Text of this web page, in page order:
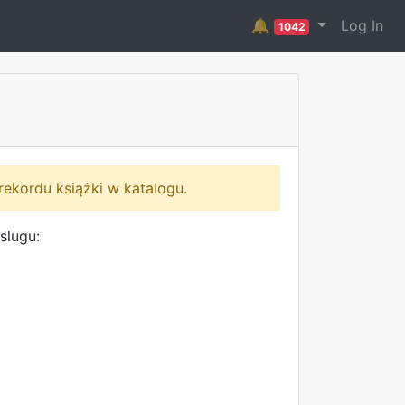
🔔 1042 Log In
książki w katalogu.